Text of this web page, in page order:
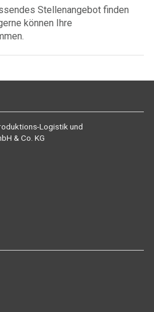
Stellenangebot finden
können Ihre
Logistik und
& Co. KG